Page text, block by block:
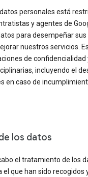
personales está
y agentes de
para desempeñar
nuestros servicios.
de confidencialidad
incluyendo el
en caso de
los datos
el tratamiento de los
el que han sido recogidos